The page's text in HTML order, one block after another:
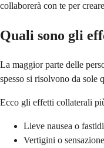
collaborerà con te per
Quali sono gli
La maggior parte delle
spesso si risolvono da sole
Ecco gli effetti collaterali
Lieve nausea o
Vertigini o